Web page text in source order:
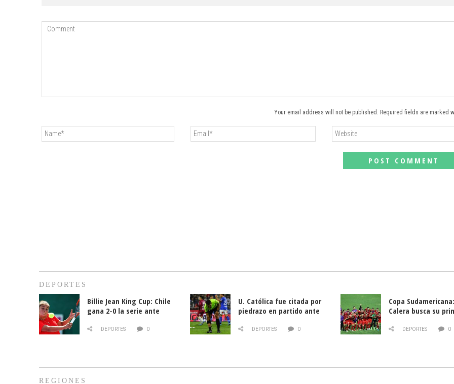
Your email address will not be published. Required fields are marked
DEPORTES
Billie Jean King Cup: Chile
gana 2-0 la serie ante
DEPORTES 0
U. Católica fue citada por
piedrazo en partido ante
DEPORTES 0
Copa
Calera busca su
DEPORTES 0
REGIONES